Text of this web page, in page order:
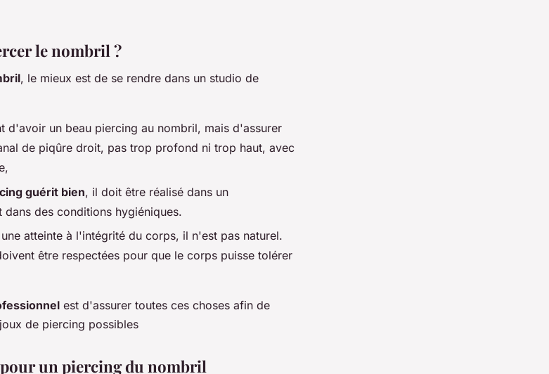
le nombril ?
, le mieux est de se rendre dans un studio de
d'avoir un beau piercing au nombril, mais d'assurer
de piqûre droit, pas trop profond ni trop haut, avec
guérit bien, il doit être réalisé dans un
des conditions hygiéniques.
atteinte à l'intégrité du corps, il n'est pas naturel.
être respectées pour que le corps puisse tolérer
est d'assurer toutes ces choses afin de
de piercing possibles
pour un piercing du nombril